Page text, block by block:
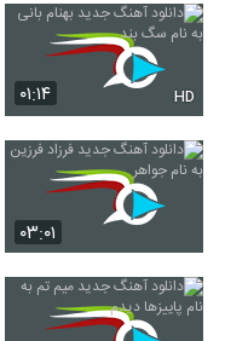
۰۱:۱۴ HD
۰۳:۰۱